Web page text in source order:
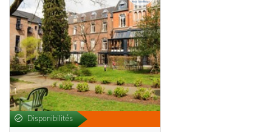
Disponibilités